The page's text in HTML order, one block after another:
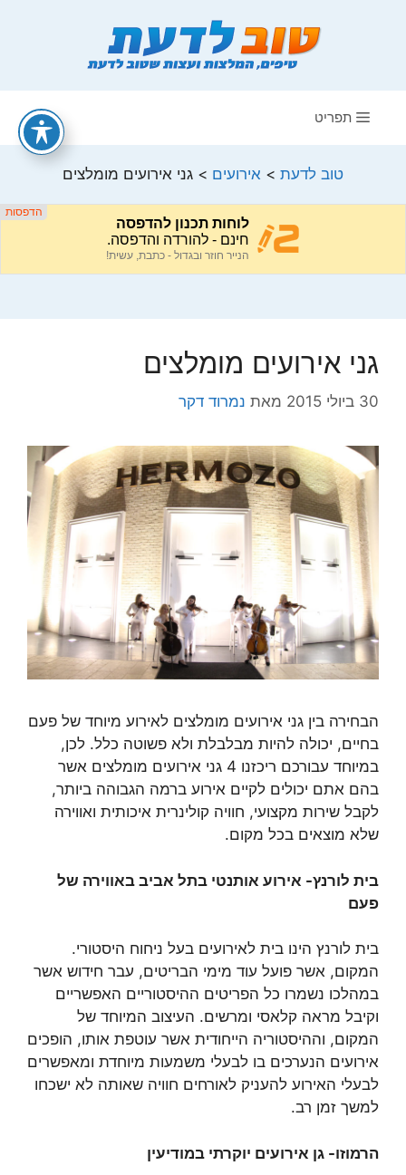
תפריט
טוב לדעת > אירועים > גני אירועים מומלצים
גני אירועים מומלצים
30 ביולי 2015 מאת נמרוד דקר
הבחירה בין גני אירועים מומלצים לאירוע מיוחד של פעם
בחיים, יכולה להיות מבלבלת ולא פשוטה כלל. לכן,
במיוחד עבורכם ריכזנו 4 גני אירועים מומלצים אשר
בהם אתם יכולים לקיים אירוע ברמה הגבוהה ביותר,
לקבל שירות מקצועי, חוויה קולינרית איכותית ואווירה
שלא מוצאים בכל מקום.
בית לורנץ- אירוע אותנטי בתל אביב באווירה של
פעם
בית לורנץ הינו בית לאירועים בעל ניחוח היסטורי.
המקום, אשר פועל עוד מימי הבריטים, עבר חידוש אשר
במהלכו נשמרו כל הפריטים ההיסטוריים האפשריים
וקיבל מראה קלאסי ומרשים. העיצוב המיוחד של
המקום, וההיסטוריה הייחודית אשר עוטפת אותו, הופכים
אירועים הנערכים בו לבעלי משמעות מיוחדת ומאפשרים
לבעלי האירוע להעניק לאורחים חוויה שאותה לא ישכחו
למשך זמן רב.
הרמוזו- גן אירועים יוקרתי במודיעין